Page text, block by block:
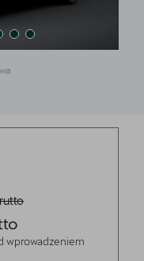
wprowadzeniem